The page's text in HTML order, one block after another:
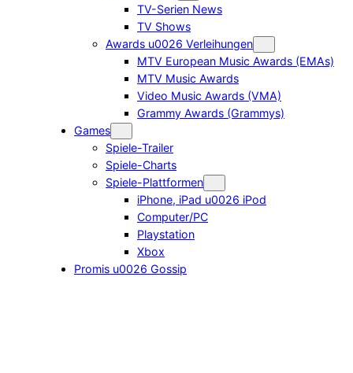
TV-Serien News
TV Shows
Awards u0026 Verleihungen
MTV European Music Awards (EMAs)
MTV Music Awards
Video Music Awards (VMA)
Grammy Awards (Grammys)
Games
Spiele-Trailer
Spiele-Charts
Spiele-Plattformen
iPhone, iPad u0026 iPod
Computer/PC
Playstation
Xbox
Promis u0026 Gossip